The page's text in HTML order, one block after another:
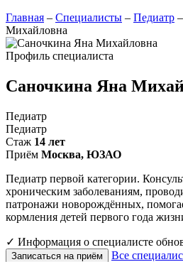
Главная – Специалисты – Педиатр –
Михайловна
Профиль специалиста
Саночкина Яна
Педиатр
Педиатр
Стаж 14 лет
Приём Москва, ЮЗАО
Педиатр первой категории.
хроническим заболеваниям,
патронажи новорождённых,
кормления детей первого года
✓ Информация о специалисте
Записаться на приём
Все